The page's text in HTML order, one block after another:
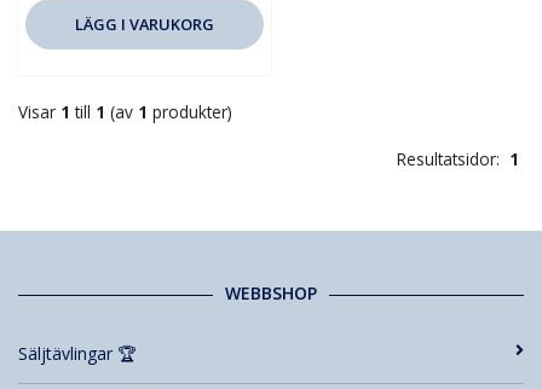
LÄGG I VARUKORG
Visar 1 till 1 (av 1 produkter)
Resultatsidor: 1
WEBBSHOP
Säljtävlingar 🏆